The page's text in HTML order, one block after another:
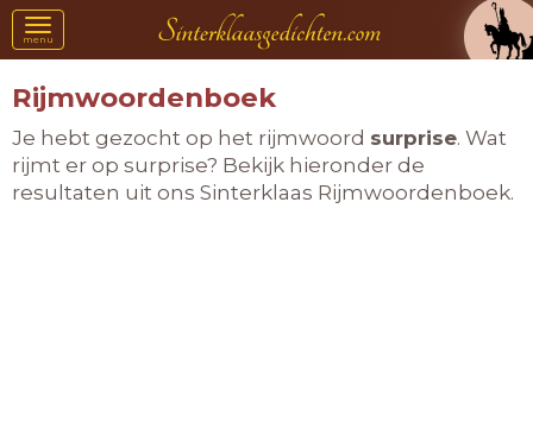
Toggle
navigation
menu
Rijmwoordenboek
Je hebt gezocht op het rijmwoord surprise. Wat
rijmt er op surprise? Bekijk hieronder de
resultaten uit ons Sinterklaas Rijmwoordenboek.